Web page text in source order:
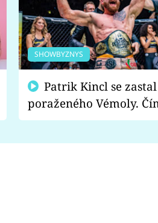
SHOWBYZNYS
poraženého Vémoly.
fanoušci naštvali?